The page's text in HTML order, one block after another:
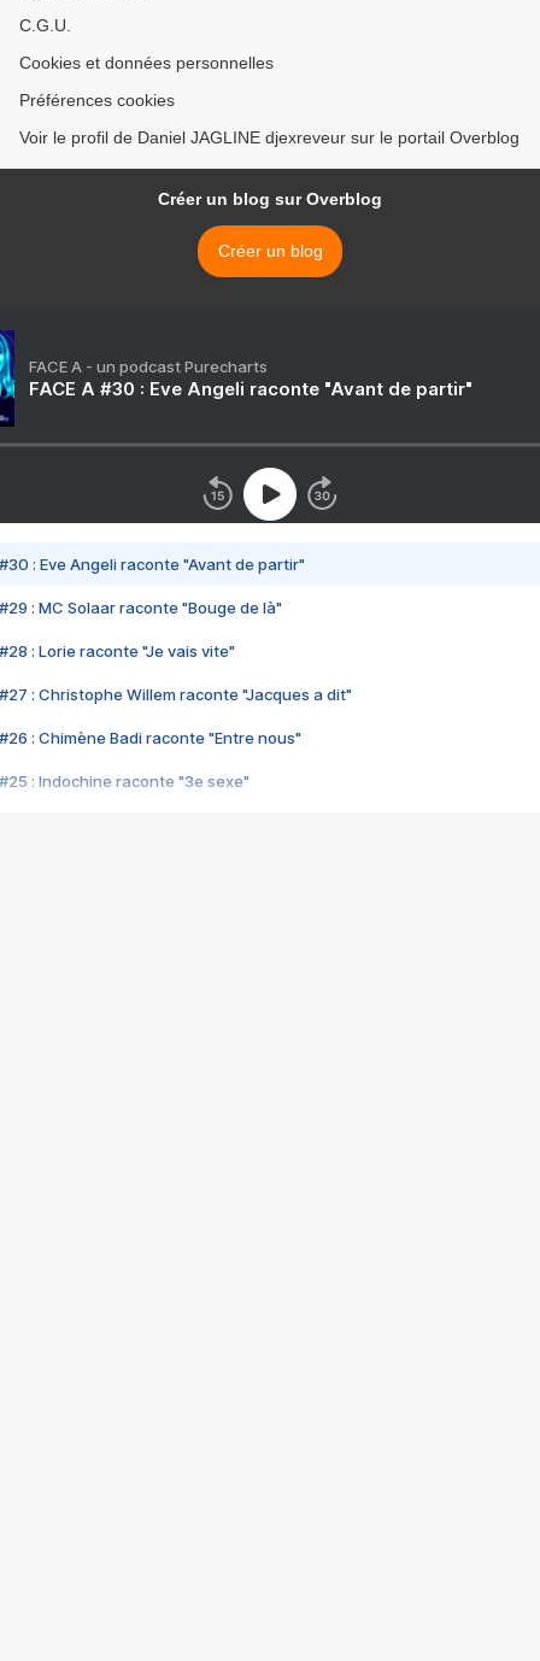
C.G.U.
Cookies et données personnelles
Préférences cookies
Voir le profil de Daniel JAGLINE djexreveur sur le portail Overblog
Créer un blog sur Overblog
Créer un blog
FACE A - un podcast Purecharts
FACE A #30 : Eve Angeli raconte "Avant de partir"
#30 : Eve Angeli raconte "Avant de partir"
#29 : MC Solaar raconte "Bouge de là"
#28 : Lorie raconte "Je vais vite"
#27 : Christophe Willem raconte "Jacques a dit"
#26 : Chimène Badi raconte "Entre nous"
#25 : Indochine raconte "3e sexe"